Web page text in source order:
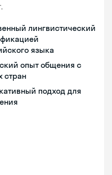
лингвистический
языка
опыт общения с
стран
подход для